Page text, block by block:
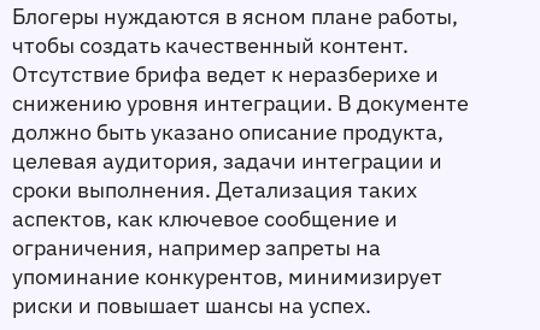
Блогеры нуждаются в ясном плане работы,
чтобы создать качественный контент.
Отсутствие брифа ведет к неразберихе и
снижению уровня интеграции. В документе
должно быть указано описание продукта,
целевая аудитория, задачи интеграции и
сроки выполнения. Детализация таких
аспектов, как ключевое сообщение и
ограничения, например запреты на
упоминание конкурентов, минимизирует
риски и повышает шансы на успех.